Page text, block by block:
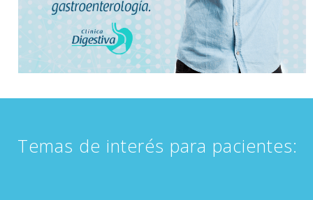
Temas de interés para pacientes: